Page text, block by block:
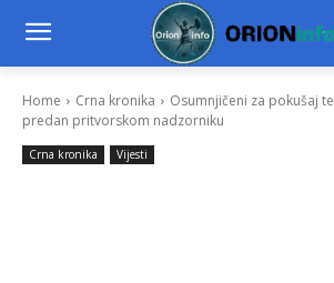
Home Crna kronika
Osumnjičeni za pokušaj
predan pritvorskom nadzorniku
Crna kronika Vijesti